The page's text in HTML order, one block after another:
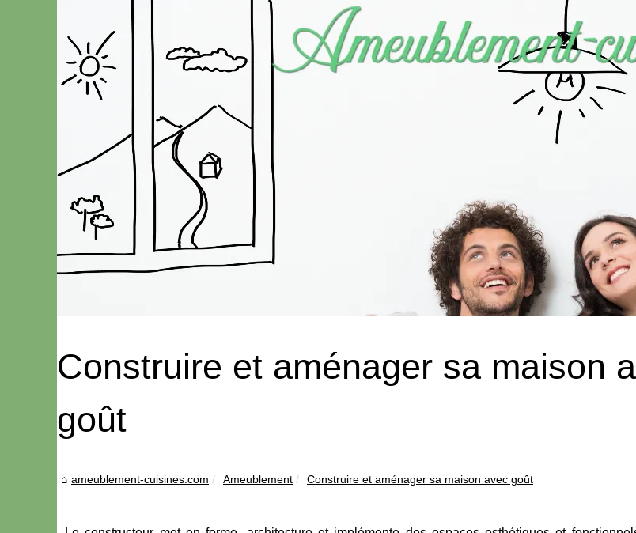
Construire et aménager sa maison
goût
ameublement-cuisines.com Ameublement Construire et aménager sa maison avec goût